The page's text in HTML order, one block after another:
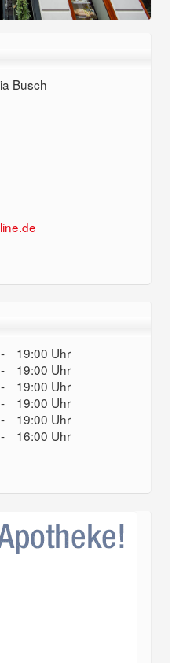
Busch
-
19:00 Uhr
-
19:00 Uhr
-
19:00 Uhr
-
19:00 Uhr
-
19:00 Uhr
- 16:00 Uhr